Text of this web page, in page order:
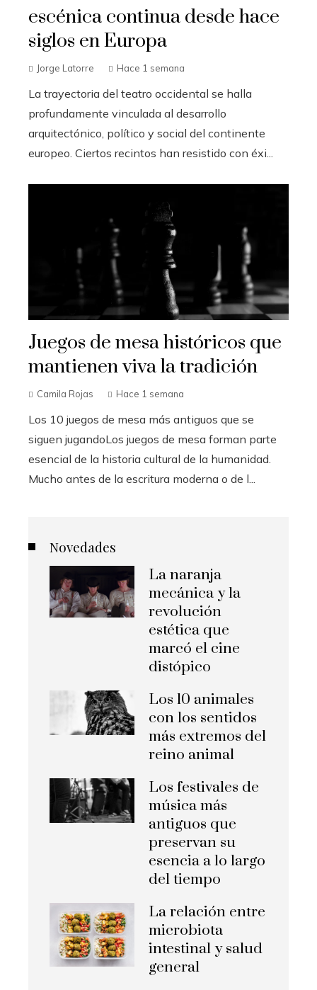
escénica continua desde hace
siglos en Europa
Jorge Latorre Hace 1 semana
La trayectoria del teatro occidental se halla
profundamente vinculada al desarrollo
arquitectónico, político y social del continente
europeo. Ciertos recintos han resistido con éxi...
Juegos de mesa históricos que
mantienen viva la tradición
Camila Rojas Hace 1 semana
Los 10 juegos de mesa más antiguos que se
siguen jugandoLos juegos de mesa forman parte
esencial de la historia cultural de la humanidad.
Mucho antes de la escritura moderna o de l...
Novedades
La naranja
mecánica y la
revolución
estética que
marcó el cine
distópico
Los 10 animales
con los sentidos
más extremos del
reino animal
Los festivales de
música más
antiguos que
preservan su
esencia a lo largo
del tiempo
La relación entre
microbiota
intestinal y salud
general